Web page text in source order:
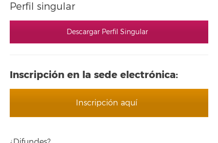
Perfil singular
Descargar Perfil Singular
Inscripción en la sede electrónica:
Inscripción aquí